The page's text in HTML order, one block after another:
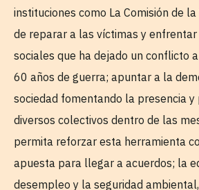
instituciones como La Comisión de
de reparar a las víctimas y
sociales que ha dejado un conflicto
60 años de guerra; apuntar a la
sociedad fomentando la presencia y
diversos colectivos dentro de las
permita reforzar esta herramienta
apuesta para llegar a acuerdos; la
desempleo y la seguridad